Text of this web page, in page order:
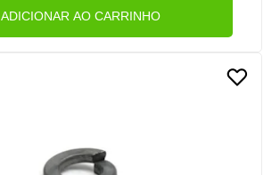
ADICIONAR AO CARRINHO